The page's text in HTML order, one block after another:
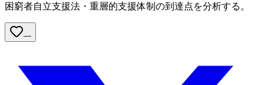
困窮者自立支援法・重層的支援体制の到達点を分析する。
—